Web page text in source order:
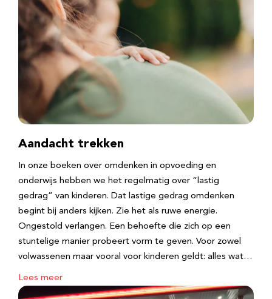
Aandacht trekken
In onze boeken over omdenken in opvoeding en
onderwijs hebben we het regelmatig over “lastig
gedrag” van kinderen. Dat lastige gedrag omdenken
begint bij anders kijken. Zie het als ruwe energie.
Ongestold verlangen. Een behoefte die zich op een
stuntelige manier probeert vorm te geven. Voor zowel
volwassenen maar vooral voor kinderen geldt: alles wat…
Lees meer